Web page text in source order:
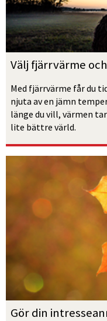
Välj fjärrvärme
Med fjärrvärme får du
njuta av en jämn
länge du vill, värmen
lite bättre värld.
Gör din